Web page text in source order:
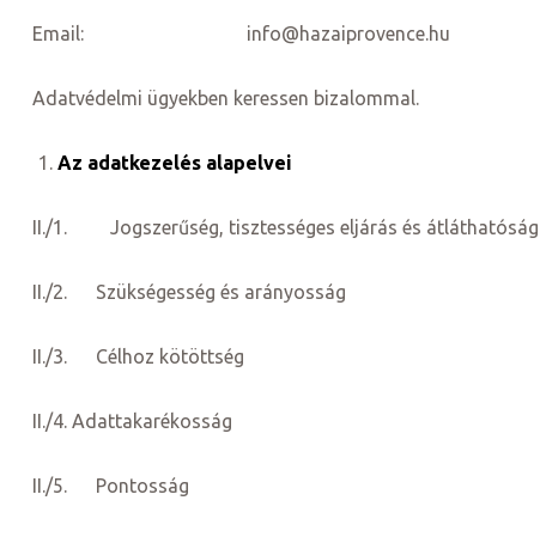
Email: info@hazaiprovence.hu
Adatvédelmi ügyekben keressen bizalommal.
Az adatkezelés alapelvei
II./1. Jogszerűség, tisztességes eljárás és átláthatóság
II./2. Szükségesség és arányosság
II./3. Célhoz kötöttség
II./4. Adattakarékosság
II./5. Pontosság